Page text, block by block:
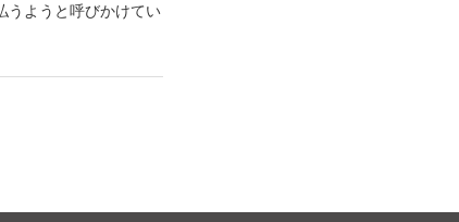
うようと呼びかけてい